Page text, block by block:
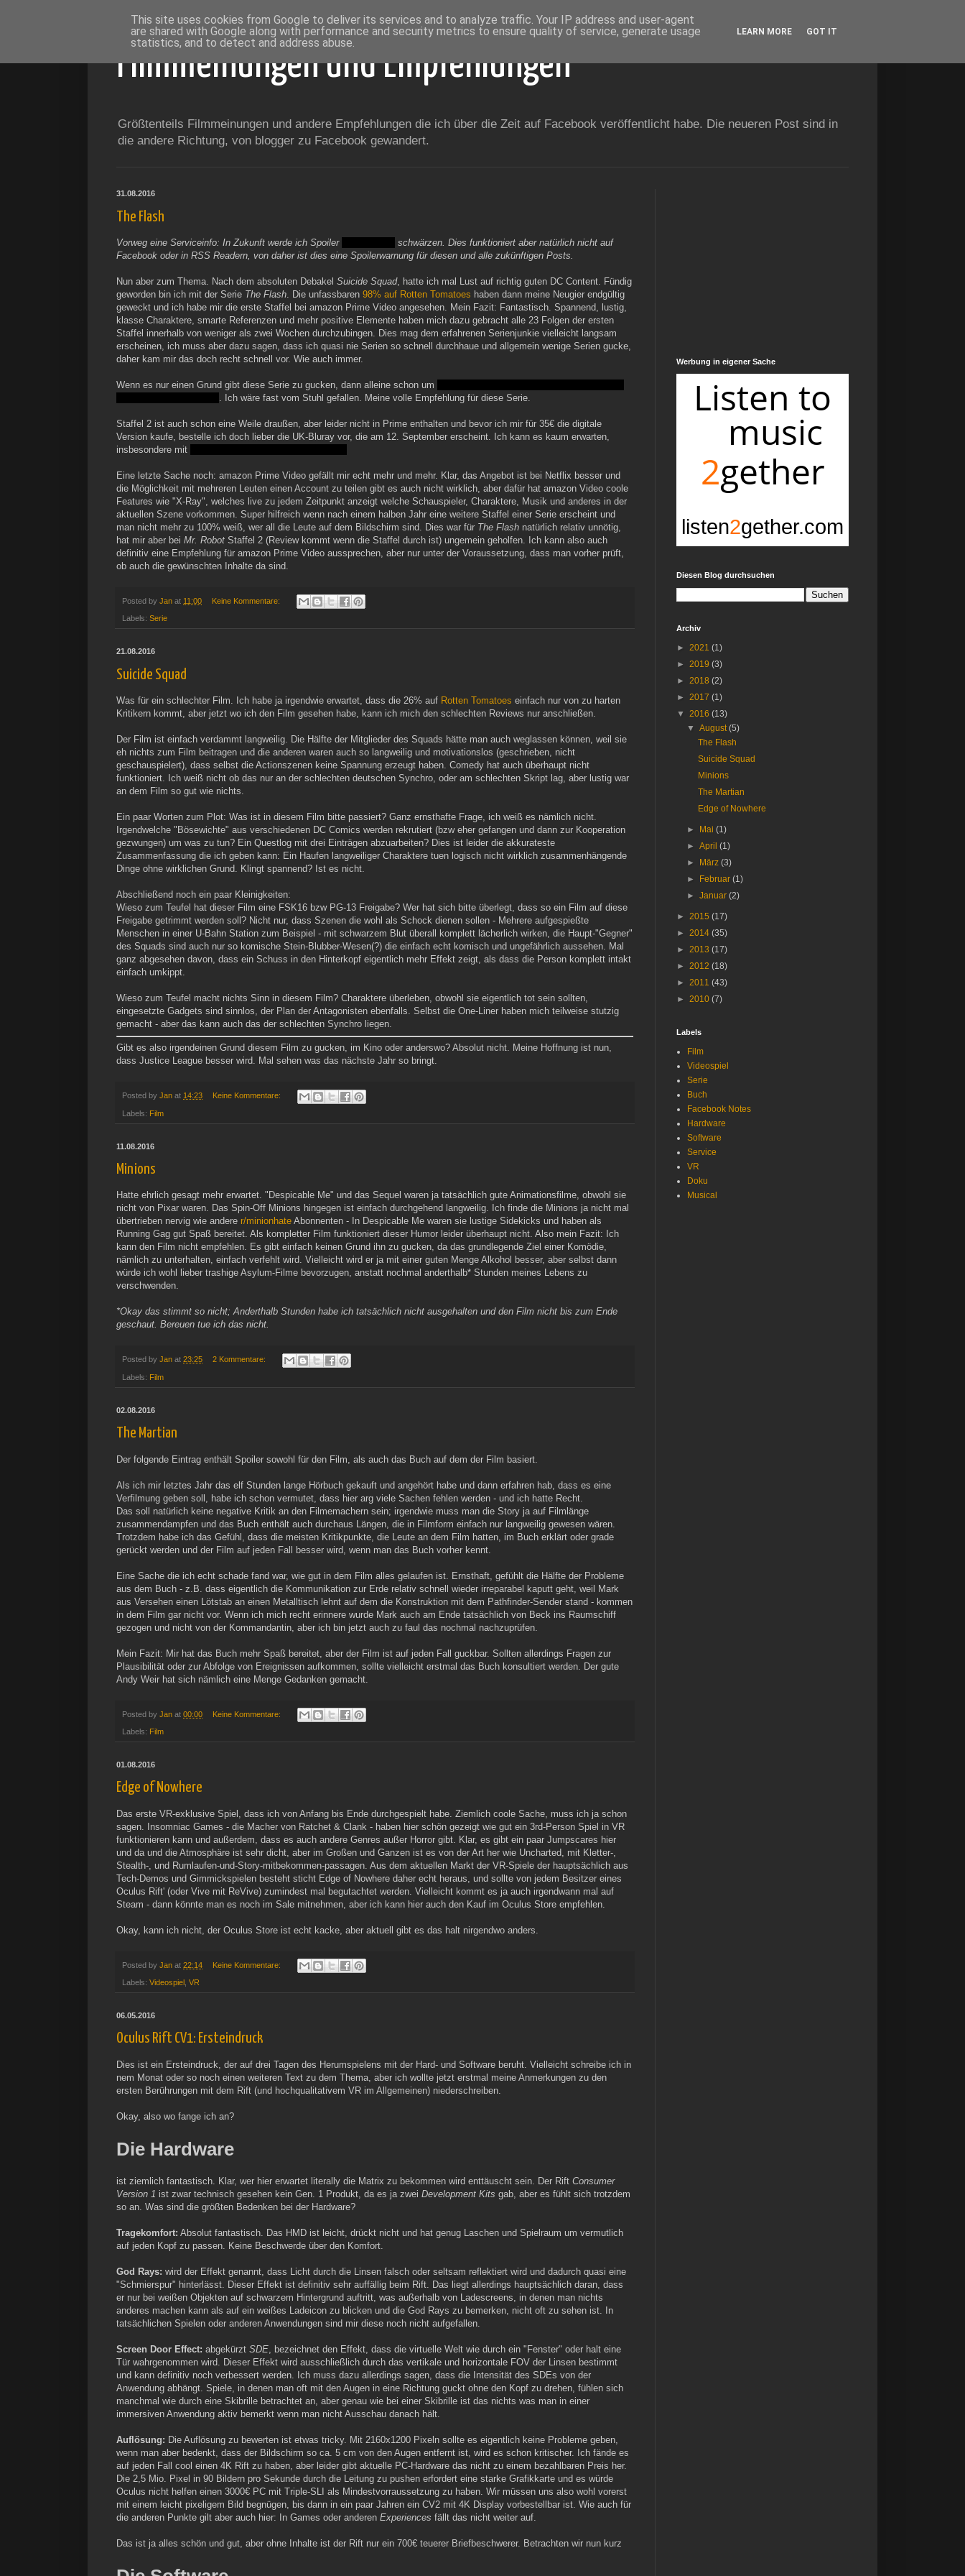
Filmmeinungen und Empfehlungen
Größtenteils Filmmeinungen und andere Empfehlungen die ich über die Zeit auf Facebook veröffentlicht habe. Die neueren Post sind in
die andere Richtung, von blogger zu Facebook gewandert.
31.08.2016
The Flash
Vorweg eine Serviceinfo: In Zukunft werde ich Spoiler
schwärzen. Dies funktioniert aber natürlich nicht auf
Facebook oder in RSS Readern, von daher ist dies eine Spoilerwarnung für diesen und alle zukünftigen Posts.
Nun aber zum Thema. Nach dem absoluten Debakel Suicide Squad, hatte ich mal Lust auf richtig guten DC Content. Fündig
geworden bin ich mit der Serie The Flash. Die unfassbaren 98% auf Rotten Tomatoes haben dann meine Neugier endgültig
geweckt und ich habe mir die erste Staffel bei amazon Prime Video angesehen. Mein Fazit: Fantastisch. Spannend, lustig,
klasse Charaktere, smarte Referenzen und mehr positive Elemente haben mich dazu gebracht alle 23 Folgen der ersten
Staffel innerhalb von weniger als zwei Wochen durchzubingen. Dies mag dem erfahrenen Serienjunkie vielleicht langsam
erscheinen, ich muss aber dazu sagen, dass ich quasi nie Serien so schnell durchhaue und allgemein wenige Serien gucke,
daher kam mir das doch recht schnell vor. Wie auch immer.
Wenn es nur einen Grund gibt diese Serie zu gucken, dann alleine schon um
. Ich wäre fast vom Stuhl gefallen. Meine volle Empfehlung für diese Serie.
Staffel 2 ist auch schon eine Weile draußen, aber leider nicht in Prime enthalten und bevor ich mir für 35€ die digitale
Version kaufe, bestelle ich doch lieber die UK-Bluray vor, die am 12. September erscheint. Ich kann es kaum erwarten,
insbesondere mit
Eine letzte Sache noch: amazon Prime Video gefällt mir echt mehr und mehr. Klar, das Angebot ist bei Netflix besser und
die Möglichkeit mit mehreren Leuten einen Account zu teilen gibt es auch nicht wirklich, aber dafür hat amazon Video coole
Features wie "X-Ray", welches live zu jedem Zeitpunkt anzeigt welche Schauspieler, Charaktere, Musik und anderes in der
aktuellen Szene vorkommen. Super hilfreich wenn nach einem halben Jahr eine weitere Staffel einer Serie erscheint und
man nicht mehr zu 100% weiß, wer all die Leute auf dem Bildschirm sind. Dies war für The Flash natürlich relativ unnötig,
hat mir aber bei Mr. Robot Staffel 2 (Review kommt wenn die Staffel durch ist) ungemein geholfen. Ich kann also auch
definitiv eine Empfehlung für amazon Prime Video aussprechen, aber nur unter der Voraussetzung, dass man vorher prüft,
ob auch die gewünschten Inhalte da sind.
Posted by Jan at 11:00 Keine Kommentare:
Labels: Serie
21.08.2016
Suicide Squad
Was für ein schlechter Film. Ich habe ja irgendwie erwartet, dass die 26% auf Rotten Tomatoes einfach nur von zu harten
Kritikern kommt, aber jetzt wo ich den Film gesehen habe, kann ich mich den schlechten Reviews nur anschließen.
Der Film ist einfach verdammt langweilig. Die Hälfte der Mitglieder des Squads hätte man auch weglassen können, weil sie
eh nichts zum Film beitragen und die anderen waren auch so langweilig und motivationslos (geschrieben, nicht
geschauspielert), dass selbst die Actionszenen keine Spannung erzeugt haben. Comedy hat auch überhaupt nicht
funktioniert. Ich weiß nicht ob das nur an der schlechten deutschen Synchro, oder am schlechten Skript lag, aber lustig war
an dem Film so gut wie nichts.
Ein paar Worten zum Plot: Was ist in diesem Film bitte passiert? Ganz ernsthafte Frage, ich weiß es nämlich nicht.
Irgendwelche "Bösewichte" aus verschiedenen DC Comics werden rekrutiert (bzw eher gefangen und dann zur Kooperation
gezwungen) um was zu tun? Ein Questlog mit drei Einträgen abzuarbeiten? Dies ist leider die akkurateste
Zusammenfassung die ich geben kann: Ein Haufen langweiliger Charaktere tuen logisch nicht wirklich zusammenhängende
Dinge ohne wirklichen Grund. Klingt spannend? Ist es nicht.
Abschließend noch ein paar Kleinigkeiten:
Wieso zum Teufel hat dieser Film eine FSK16 bzw PG-13 Freigabe? Wer hat sich bitte überlegt, dass so ein Film auf diese
Freigabe getrimmt werden soll? Nicht nur, dass Szenen die wohl als Schock dienen sollen - Mehrere aufgespießte
Menschen in einer U-Bahn Station zum Beispiel - mit schwarzem Blut überall komplett lächerlich wirken, die Haupt-"Gegner"
des Squads sind auch nur so komische Stein-Blubber-Wesen(?) die einfach echt komisch und ungefährlich aussehen. Mal
ganz abgesehen davon, dass ein Schuss in den Hinterkopf eigentlich mehr Effekt zeigt, als dass die Person komplett intakt
einfach umkippt.
Wieso zum Teufel macht nichts Sinn in diesem Film? Charaktere überleben, obwohl sie eigentlich tot sein sollten,
eingesetzte Gadgets sind sinnlos, der Plan der Antagonisten ebenfalls. Selbst die One-Liner haben mich teilweise stutzig
gemacht - aber das kann auch das der schlechten Synchro liegen.
Gibt es also irgendeinen Grund diesem Film zu gucken, im Kino oder anderswo? Absolut nicht. Meine Hoffnung ist nun,
dass Justice League besser wird. Mal sehen was das nächste Jahr so bringt.
Posted by Jan at 14:23 Keine Kommentare:
Labels: Film
11.08.2016
Minions
Hatte ehrlich gesagt mehr erwartet. "Despicable Me" und das Sequel waren ja tatsächlich gute Animationsfilme, obwohl sie
nicht von Pixar waren. Das Spin-Off Minions hingegen ist einfach durchgehend langweilig. Ich finde die Minions ja nicht mal
übertrieben nervig wie andere r/minionhate Abonnenten - In Despicable Me waren sie lustige Sidekicks und haben als
Running Gag gut Spaß bereitet. Als kompletter Film funktioniert dieser Humor leider überhaupt nicht. Also mein Fazit: Ich
kann den Film nicht empfehlen. Es gibt einfach keinen Grund ihn zu gucken, da das grundlegende Ziel einer Komödie,
nämlich zu unterhalten, einfach verfehlt wird. Vielleicht wird er ja mit einer guten Menge Alkohol besser, aber selbst dann
würde ich wohl lieber trashige Asylum-Filme bevorzugen, anstatt nochmal anderthalb* Stunden meines Lebens zu
verschwenden.
*Okay das stimmt so nicht; Anderthalb Stunden habe ich tatsächlich nicht ausgehalten und den Film nicht bis zum Ende
geschaut. Bereuen tue ich das nicht.
Posted by Jan at 23:25 2 Kommentare:
Labels: Film
02.08.2016
The Martian
Der folgende Eintrag enthält Spoiler sowohl für den Film, als auch das Buch auf dem der Film basiert.
Als ich mir letztes Jahr das elf Stunden lange Hörbuch gekauft und angehört habe und dann erfahren hab, dass es eine
Verfilmung geben soll, habe ich schon vermutet, dass hier arg viele Sachen fehlen werden - und ich hatte Recht.
Das soll natürlich keine negative Kritik an den Filmemachern sein; irgendwie muss man die Story ja auf Filmlänge
zusammendampfen und das Buch enthält auch durchaus Längen, die in Filmform einfach nur langweilig gewesen wären.
Trotzdem habe ich das Gefühl, dass die meisten Kritikpunkte, die Leute an dem Film hatten, im Buch erklärt oder grade
gerückt werden und der Film auf jeden Fall besser wird, wenn man das Buch vorher kennt.
Eine Sache die ich echt schade fand war, wie gut in dem Film alles gelaufen ist. Ernsthaft, gefühlt die Hälfte der Probleme
aus dem Buch - z.B. dass eigentlich die Kommunikation zur Erde relativ schnell wieder irreparabel kaputt geht, weil Mark
aus Versehen einen Lötstab an einen Metalltisch lehnt auf dem die Konstruktion mit dem Pathfinder-Sender stand - kommen
in dem Film gar nicht vor. Wenn ich mich recht erinnere wurde Mark auch am Ende tatsächlich von Beck ins Raumschiff
gezogen und nicht von der Kommandantin, aber ich bin jetzt auch zu faul das nochmal nachzuprüfen.
Mein Fazit: Mir hat das Buch mehr Spaß bereitet, aber der Film ist auf jeden Fall guckbar. Sollten allerdings Fragen zur
Plausibilität oder zur Abfolge von Ereignissen aufkommen, sollte vielleicht erstmal das Buch konsultiert werden. Der gute
Andy Weir hat sich nämlich eine Menge Gedanken gemacht.
Posted by Jan at 00:00 Keine Kommentare:
Labels: Film
01.08.2016
Edge of Nowhere
Das erste VR-exklusive Spiel, dass ich von Anfang bis Ende durchgespielt habe. Ziemlich coole Sache, muss ich ja schon
sagen. Insomniac Games - die Macher von Ratchet & Clank - haben hier schön gezeigt wie gut ein 3rd-Person Spiel in VR
funktionieren kann und außerdem, dass es auch andere Genres außer Horror gibt. Klar, es gibt ein paar Jumpscares hier
und da und die Atmosphäre ist sehr dicht, aber im Großen und Ganzen ist es von der Art her wie Uncharted, mit Kletter-,
Stealth-, und Rumlaufen-und-Story-mitbekommen-passagen. Aus dem aktuellen Markt der VR-Spiele der hauptsächlich aus
Tech-Demos und Gimmickspielen besteht sticht Edge of Nowhere daher echt heraus, und sollte von jedem Besitzer eines
Oculus Rift' (oder Vive mit ReVive) zumindest mal begutachtet werden. Vielleicht kommt es ja auch irgendwann mal auf
Steam - dann könnte man es noch im Sale mitnehmen, aber ich kann hier auch den Kauf im Oculus Store empfehlen.
Okay, kann ich nicht, der Oculus Store ist echt kacke, aber aktuell gibt es das halt nirgendwo anders.
Posted by Jan at 22:14 Keine Kommentare:
Labels: Videospiel VR
06.05.2016
Oculus Rift CV1: Ersteindruck
Dies ist ein Ersteindruck, der auf drei Tagen des Herumspielens mit der Hard- und Software beruht. Vielleicht schreibe ich in
nem Monat oder so noch einen weiteren Text zu dem Thema, aber ich wollte jetzt erstmal meine Anmerkungen zu den
ersten Berührungen mit dem Rift (und hochqualitativem VR im Allgemeinen) niederschreiben.
Okay, also wo fange ich an?
Die Hardware
ist ziemlich fantastisch. Klar, wer hier erwartet literally die Matrix zu bekommen wird enttäuscht sein. Der Rift Consumer
Version 1 ist zwar technisch gesehen kein Gen. 1 Produkt, da es ja zwei Development Kits gab, aber es fühlt sich trotzdem
so an. Was sind die größten Bedenken bei der Hardware?
Tragekomfort: Absolut fantastisch. Das HMD ist leicht, drückt nicht und hat genug Laschen und Spielraum um vermutlich
auf jeden Kopf zu passen. Keine Beschwerde über den Komfort.
God Rays: wird der Effekt genannt, dass Licht durch die Linsen falsch oder seltsam reflektiert wird und dadurch quasi eine
"Schmierspur" hinterlässt. Dieser Effekt ist definitiv sehr auffällig beim Rift. Das liegt allerdings hauptsächlich daran, dass
er nur bei weißen Objekten auf schwarzem Hintergrund auftritt, was außerhalb von Ladescreens, in denen man nichts
anderes machen kann als auf ein weißes Ladeicon zu blicken und die God Rays zu bemerken, nicht oft zu sehen ist. In
tatsächlichen Spielen oder anderen Anwendungen sind mir diese noch nicht aufgefallen.
Screen Door Effect: abgekürzt SDE , bezeichnet den Effekt, dass die virtuelle Welt wie durch ein "Fenster" oder halt eine
Tür wahrgenommen wird. Dieser Effekt wird ausschließlich durch das vertikale und horizontale FOV der Linsen bestimmt
und kann definitiv noch verbessert werden. Ich muss dazu allerdings sagen, dass die Intensität des SDEs von der
Anwendung abhängt. Spiele, in denen man oft mit den Augen in eine Richtung guckt ohne den Kopf zu drehen, fühlen sich
manchmal wie durch eine Skibrille betrachtet an, aber genau wie bei einer Skibrille ist das nichts was man in einer
immersiven Anwendung aktiv bemerkt wenn man nicht Ausschau danach hält.
Auflösung: Die Auflösung zu bewerten ist etwas tricky. Mit 2160x1200 Pixeln sollte es eigentlich keine Probleme geben,
wenn man aber bedenkt, dass der Bildschirm so ca. 5 cm von den Augen entfernt ist, wird es schon kritischer. Ich fände es
auf jeden Fall cool einen 4K Rift zu haben, aber leider gibt aktuelle PC-Hardware das nicht zu einem bezahlbaren Preis her.
Die 2,5 Mio. Pixel in 90 Bildern pro Sekunde durch die Leitung zu pushen erfordert eine starke Grafikkarte und es würde
Oculus nicht helfen einen 3000€ PC mit Triple-SLI als Mindestvorraussetzung zu haben. Wir müssen uns also wohl vorerst
mit einem leicht pixeligem Bild begnügen, bis dann in ein paar Jahren ein CV2 mit 4K Display vorbestellbar ist. Wie auch für
die anderen Punkte gilt aber auch hier: In Games oder anderen Experiences fällt das nicht weiter auf.
Das ist ja alles schön und gut, aber ohne Inhalte ist der Rift nur ein 700€ teuerer Briefbeschwerer. Betrachten wir nun kurz
Werbung in eigener Sache
Diesen Blog durchsuchen
Archiv
► 2021 (1)
► 2019 (3)
► 2018 (2)
► 2017 (1)
▼ 2016 (13)
▼August(5)
The Flash
Suicide Squad
Minions
The Martian
Edge of Nowhere
► Mai(1)
►April(1)
►
März(3)
►
Februar(1)
►Januar(2)
► 2015 (17)
► 2014 (35)
► 2013 (17)
► 2012 (18)
► 2011 (43)
► 2010 (7)
Labels
Film
Videospiel
Serie
Buch
Facebook Notes
Hardware
Software
Service
VR
Doku
Musical
This site uses cookies from Google to deliver its services and to analyze traffic. Your IP address and user-agent
are shared with Google along with performance and security metrics to ensure quality of service, generate usage
statistics, and to detect and address abuse.
LEARN MORE GOT IT